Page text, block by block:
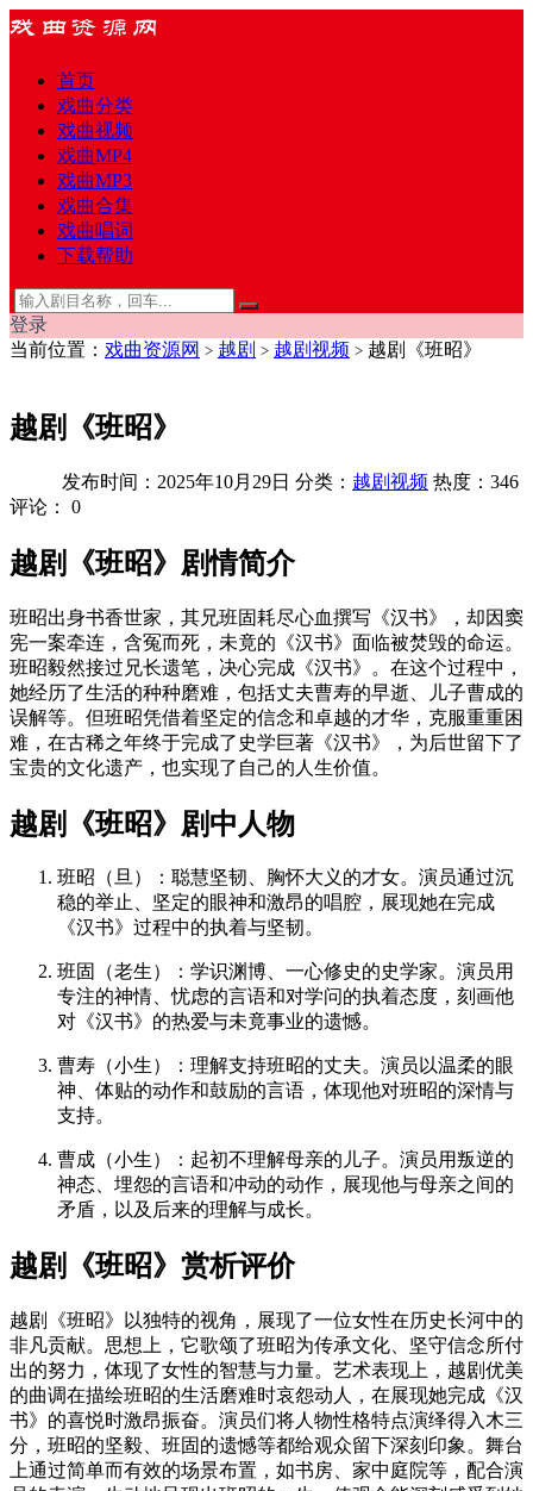
首页
戏曲分类
戏曲视频
戏曲MP4
戏曲MP3
戏曲合集
戏曲唱词
下载帮助
登录
当前位置： 戏曲资源网 > 越剧 > 越剧视频 > 越剧《班昭》
越剧《班昭》
发布时间：2025年10月29日 分类： 越剧视频 热度：346
评论：
0
越剧《班昭》剧情简介
班昭出身书香世家，其兄班固耗尽心血撰写《汉书》，却因窦
宪一案牵连，含冤而死，未竟的《汉书》面临被焚毁的命运。
班昭毅然接过兄长遗笔，决心完成《汉书》。在这个过程中，
她经历了生活的种种磨难，包括丈夫曹寿的早逝、儿子曹成的
误解等。但班昭凭借着坚定的信念和卓越的才华，克服重重困
难，在古稀之年终于完成了史学巨著《汉书》，为后世留下了
宝贵的文化遗产，也实现了自己的人生价值。
越剧《班昭》剧中人物
班昭（旦）
：聪慧坚韧、胸怀大义的才女。演员通过沉
稳的举止、坚定的眼神和激昂的唱腔，展现她在完成
《汉书》过程中的执着与坚韧。
班固（老生）
：学识渊博、一心修史的史学家。演员用
专注的神情、忧虑的言语和对学问的执着态度，刻画他
对《汉书》的热爱与未竟事业的遗憾。
曹寿（小生）
：理解支持班昭的丈夫。演员以温柔的眼
神、体贴的动作和鼓励的言语，体现他对班昭的深情与
支持。
曹成（小生）
：起初不理解母亲的儿子。演员用叛逆的
神态、埋怨的言语和冲动的动作，展现他与母亲之间的
矛盾，以及后来的理解与成长。
越剧《班昭》赏析评价
越剧《班昭》以独特的视角，展现了一位女性在历史长河中的
非凡贡献。思想上，它歌颂了班昭为传承文化、坚守信念所付
出的努力，体现了女性的智慧与力量。艺术表现上，越剧优美
的曲调在描绘班昭的生活磨难时哀怨动人，在展现她完成《汉
书》的喜悦时激昂振奋。演员们将人物性格特点演绎得入木三
分，班昭的坚毅、班固的遗憾等都给观众留下深刻印象。舞台
上通过简单而有效的场景布置，如书房、家中庭院等，配合演